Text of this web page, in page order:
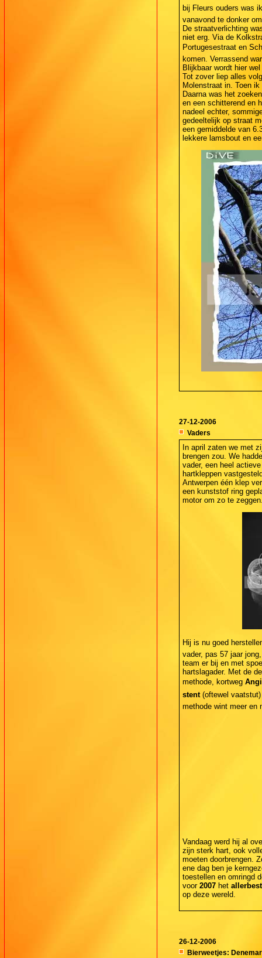
bij Fleurs ouders was
vanavond te donker
De straatverlichting
niet erg. Via de
Portugesestraat en
komen. Verrassend
Blijkbaar wordt hier
Tot zover liep alles
Molenstraat in. Toen
Daarna was het
en een schitterend en
nadeel echter,
gedeeltelijk op straat
een gemiddelde van
lekkere lamsbout en
27-12-2006
Vaders
In april zaten we met
brengen zou. We
vader, een heel
hartkleppen
Antwerpen één klep
een kunststof ring
motor om zo te
Hij is nu goed
vader, pas 57 jaar
team er bij en met
hartslagader. Met de
methode, kortweg
stent(oftewel vaatstut)
methode wint meer en
Vandaag werd hij al
zijn sterk hart, ook
moeten doorbrengen.
ene dag ben je
toestellen en omringd
voor 2007 het
op deze wereld.
26-12-2006
Bierweetjes: